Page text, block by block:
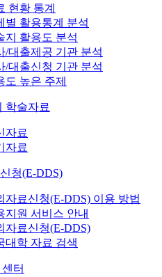
현황 통계
별 활용통계 분석
지 활용도 분석
/대출제공 기관 분석
/대출신청 기관 분석
도 높은 주제
학술자료
자료
자료
청(E-DDS)
자료신청(E-DDS) 이용 방법
지원 서비스 안내
자료신청(E-DDS)
대학 자료 검색
터